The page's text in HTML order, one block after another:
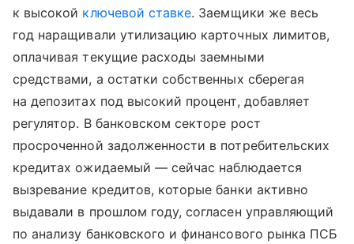
к высокой ключевой ставке. Заемщики же весь
год наращивали утилизацию карточных лимитов,
оплачивая текущие расходы заемными
средствами, а остатки собственных сберегая
на депозитах под высокий процент, добавляет
регулятор. В банковском секторе рост
просроченной задолженности в потребительских
кредитах ожидаемый — сейчас наблюдается
вызревание кредитов, которые банки активно
выдавали в прошлом году, согласен управляющий
по анализу банковского и финансового рынка ПСБ